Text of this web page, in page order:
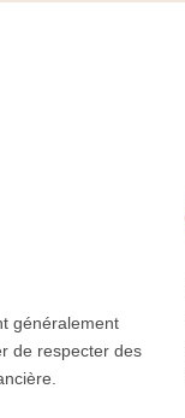
généralement
de respecter des